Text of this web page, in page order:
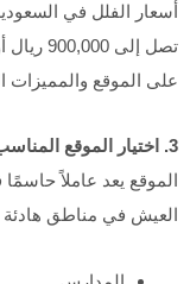
أسعار الفلل في
على الموقع والمميزات
3. اختيار الموقع المناسب
الموقع يعد عاملاً
العيش في مناطق هادئة